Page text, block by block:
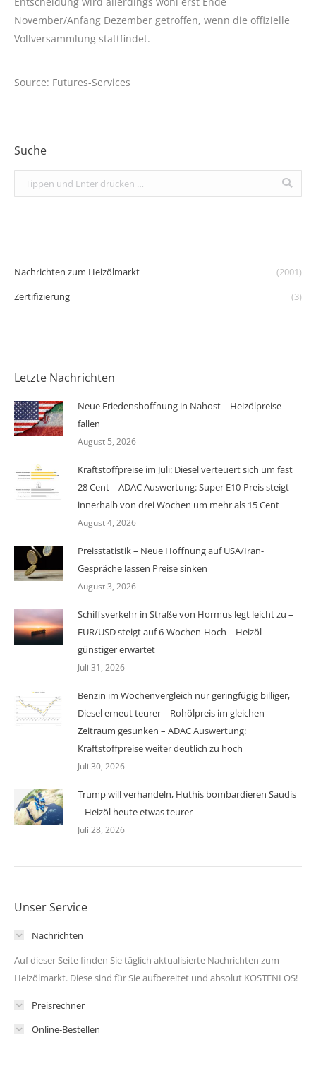
November/Anfang Dezember getroffen, wenn die offizielle
Vollversammlung stattfindet.
Source: Futures-Services
Suche
Search:
Nachrichten zum Heizölmarkt
(2001)
Zertifizierung
(3)
Letzte Nachrichten
Neue Friedenshoffnung in Nahost – Heizölpreise
fallen
August 5, 2026
Kraftstoffpreise im Juli: Diesel verteuert sich um fast
28 Cent – ADAC Auswertung: Super E10-Preis steigt
innerhalb von drei Wochen um mehr als 15 Cent
August 4, 2026
Preisstatistik – Neue Hoffnung auf USA/Iran-
Gespräche lassen Preise sinken
August 3, 2026
Schiffsverkehr in Straße von Hormus legt leicht zu –
EUR/USD steigt auf 6-Wochen-Hoch – Heizöl
günstiger erwartet
Juli 31, 2026
Benzin im Wochenvergleich nur geringfügig billiger,
Diesel erneut teurer – Rohölpreis im gleichen
Zeitraum gesunken – ADAC Auswertung:
Kraftstoffpreise weiter deutlich zu hoch
Juli 30, 2026
Trump will verhandeln, Huthis bombardieren Saudis
– Heizöl heute etwas teurer
Juli 28, 2026
Unser Service
Nachrichten
Auf dieser Seite finden Sie täglich aktualisierte Nachrichten zum
Heizölmarkt. Diese sind für Sie aufbereitet und absolut KOSTENLOS!
Preisrechner
Online-Bestellen